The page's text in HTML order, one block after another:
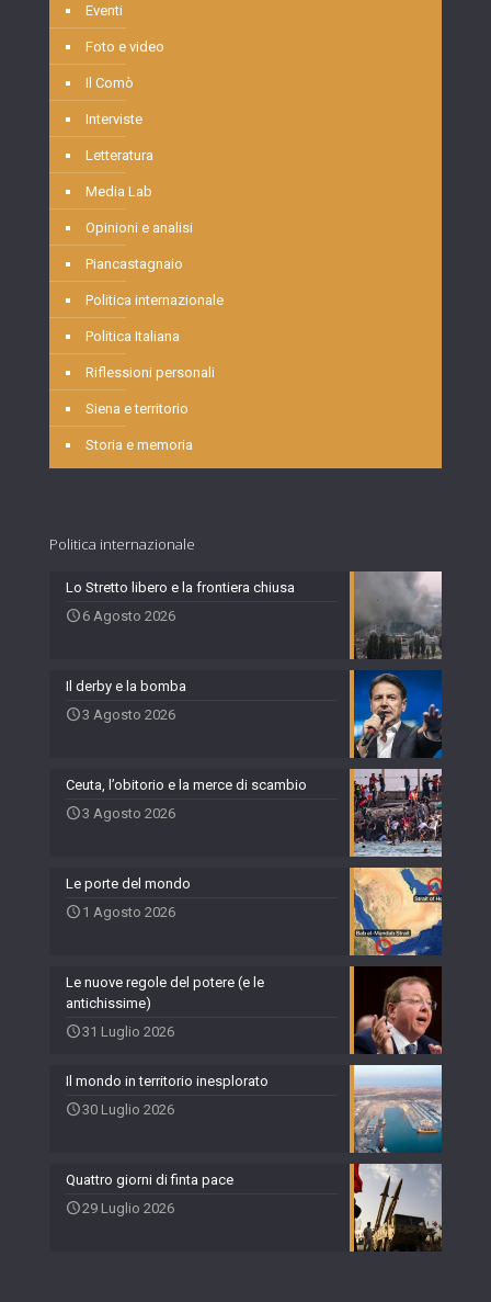
Eventi
Foto e video
Il Comò
Interviste
Letteratura
Media Lab
Opinioni e analisi
Piancastagnaio
Politica internazionale
Politica Italiana
Riflessioni personali
Siena e territorio
Storia e memoria
Politica internazionale
Lo Stretto libero e la frontiera chiusa
6 Agosto 2026
Il derby e la bomba
3 Agosto 2026
Ceuta, l’obitorio e la merce di scambio
3 Agosto 2026
Le porte del mondo
1 Agosto 2026
Le nuove regole del potere (e le
antichissime)
31 Luglio 2026
Il mondo in territorio inesplorato
30 Luglio 2026
Quattro giorni di finta pace
29 Luglio 2026